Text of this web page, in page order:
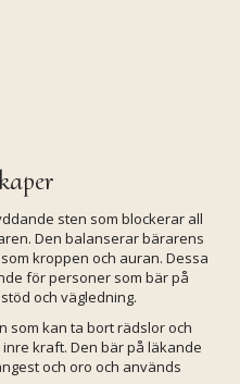
sten som blockerar all
Den balanserar bärarens
kroppen och auran. Dessa
för personer som bär på
och vägledning.
som kan ta bort rädslor och
kraft. Den bär på läkande
och oro och används